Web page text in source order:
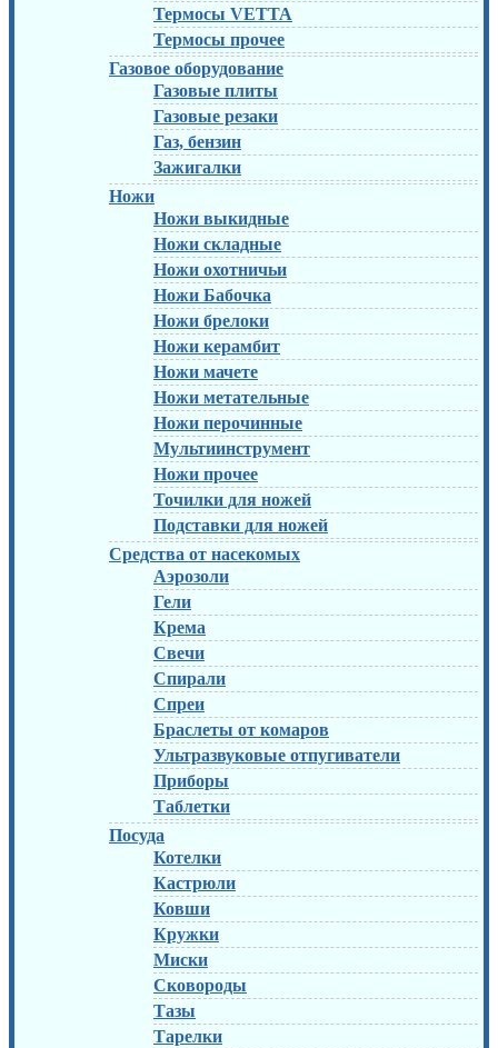
Термосы VETTA
Термосы прочее
Газовое оборудование
Газовые плиты
Газовые резаки
Газ, бензин
Зажигалки
Ножи
Ножи выкидные
Ножи складные
Ножи охотничьи
Ножи Бабочка
Ножи брелоки
Ножи керамбит
Ножи мачете
Ножи метательные
Ножи перочинные
Мультиинструмент
Ножи прочее
Точилки для ножей
Подставки для ножей
Средства от насекомых
Аэрозоли
Гели
Крема
Свечи
Спирали
Спреи
Браслеты от комаров
Ультразвуковые отпугиватели
Приборы
Таблетки
Посуда
Котелки
Кастрюли
Ковши
Кружки
Миски
Сковороды
Тазы
Тарелки